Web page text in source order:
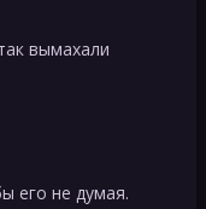
вымахали
его не думая.